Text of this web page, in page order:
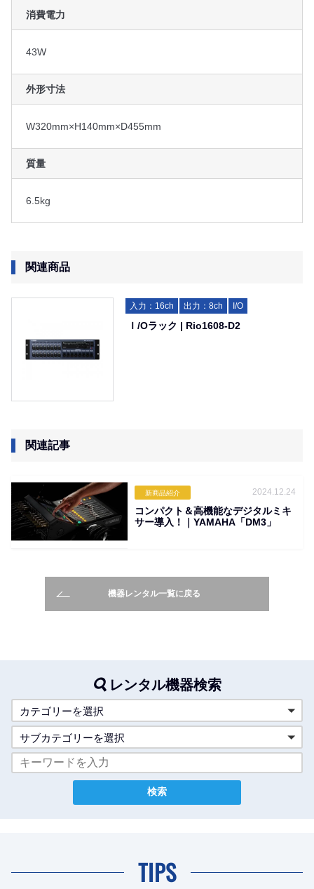
消費電力
43W
外形寸法
W320mm×H140mm×D455mm
質量
6.5kg
関連商品
入力：16ch 出力：8ch I/O
Ｉ/Oラック | Rio1608-D2
関連記事
新商品紹介 2024.12.24
コンパクト＆高機能なデジタルミキ
サー導入！｜YAMAHA「DM3」
機器レンタル一覧に戻る
レンタル機器検索
カテゴリーを選択
サブカテゴリーを選択
TIPS